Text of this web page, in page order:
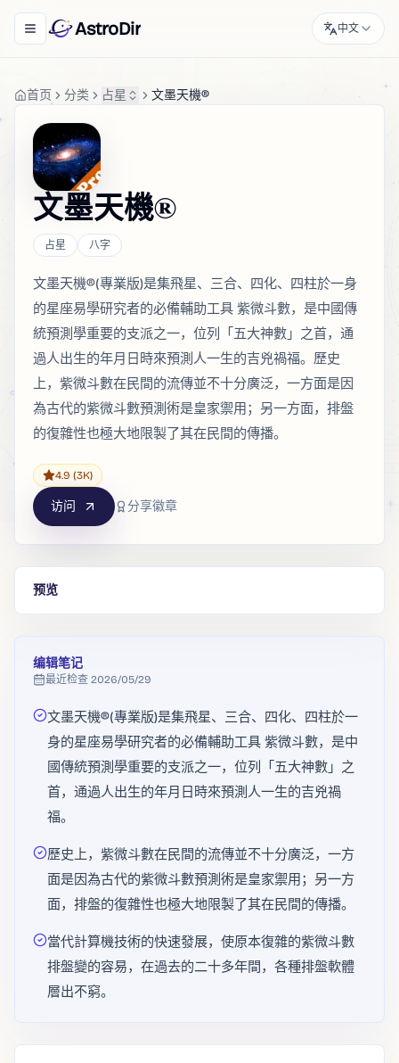
Toggle navigation menu
AstroDir 中文
首页 分类 占星 文墨天機®
文墨天機®
占星 八字
文墨天機®(專業版)是集飛星、三合、四化、四柱於一身
的星座易學研究者的必備輔助工具 紫微斗數，是中國傳
統預測學重要的支派之一，位列「五大神數」之首，通
過人出生的年月日時來預測人一生的吉兇禍福。歷史
上，紫微斗數在民間的流傳並不十分廣泛，一方面是因
為古代的紫微斗數預測術是皇家禦用；另一方面，排盤
的復雜性也極大地限製了其在民間的傳播。
4.9 (3K)
访问 分享徽章
预览
编辑笔记
最近检查 2026/05/29
文墨天機®(專業版)是集飛星、三合、四化、四柱於一
身的星座易學研究者的必備輔助工具 紫微斗數，是中
國傳統預測學重要的支派之一，位列「五大神數」之
首，通過人出生的年月日時來預測人一生的吉兇禍
福。
歷史上，紫微斗數在民間的流傳並不十分廣泛，一方
面是因為古代的紫微斗數預測術是皇家禦用；另一方
面，排盤的復雜性也極大地限製了其在民間的傳播。
當代計算機技術的快速發展，使原本復雜的紫微斗數
排盤變的容易，在過去的二十多年間，各種排盤軟體
層出不窮。